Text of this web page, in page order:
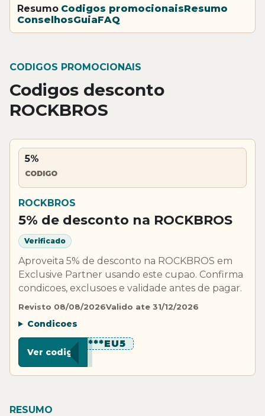
Resumo Codigos promocionaisResumo
ConselhosGuiaFAQ
CODIGOS PROMOCIONAIS
Codigos desconto
ROCKBROS
5%
CODIGO
ROCKBROS
5% de desconto na ROCKBROS
Verificado
Aproveita 5% de desconto na ROCKBROS em
Exclusive Partner usando este cupao. Confirma
condicoes, exclusoes e validade antes de pagar.
Revisto 08/08/2026Valido ate 31/12/2026
Condicoes
********EU5
Ver codigo
RESUMO